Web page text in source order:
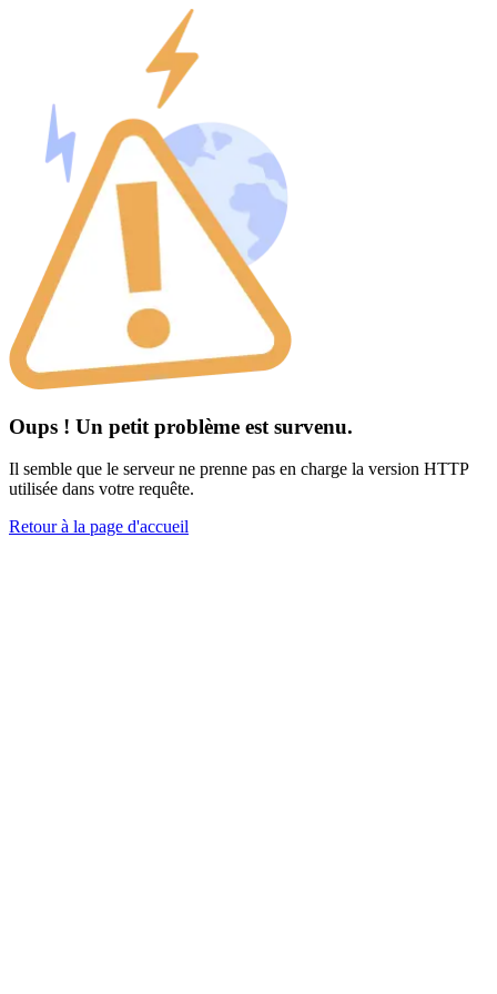
Oups ! Un petit problème est survenu.
Il semble que le serveur ne prenne pas en charge la version HTTP
utilisée dans votre requête.
Retour à la page d'accueil